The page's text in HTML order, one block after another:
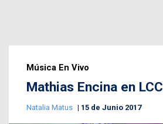
Música En Vivo
Mathias Encina en LCC
Natalia Matus 15 de Junio 2017